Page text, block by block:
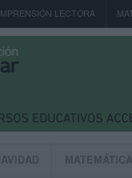
LECTORA